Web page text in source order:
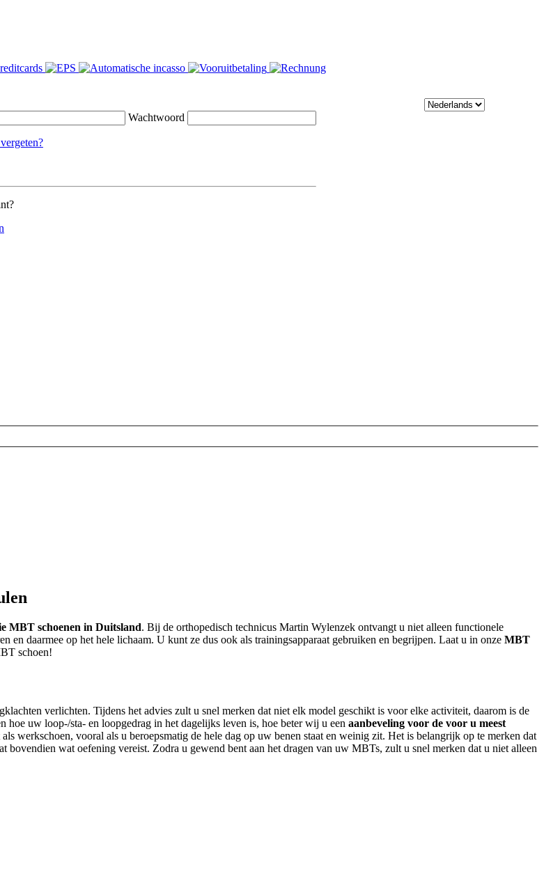
Wachtwoord
MBT schoenen in Duitsland. Bij de orthopedisch technicus Martin Wylenzek ontvangt u niet alleen functionele
en daarmee op het hele lichaam. U kunt ze dus ook als trainingsapparaat gebruiken en begrijpen. Laat u in onze MBT
schoen!
verlichten. Tijdens het advies zult u snel merken dat niet elk model geschikt is voor elke activiteit, daarom is de
uw loop-/sta- en loopgedrag in het dagelijks leven is, hoe beter wij u een aanbeveling voor de voor u meest
werkschoen, vooral als u beroepsmatig de hele dag op uw benen staat en weinig zit. Het is belangrijk op te merken dat
wat oefening vereist. Zodra u gewend bent aan het dragen van uw MBTs, zult u snel merken dat u niet alleen